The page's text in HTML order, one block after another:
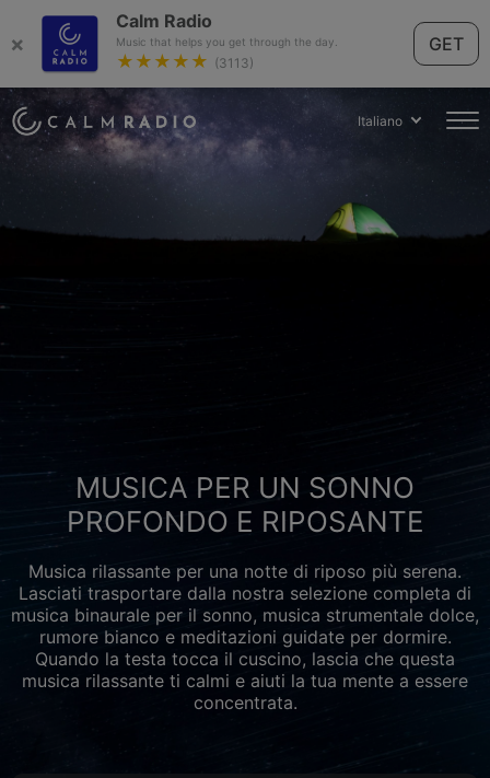
×
Calm Radio
Music that helps you get through the day.
★★★★★ (3113)
GET
Italiano
MUSICA PER UN SONNO
PROFONDO E RIPOSANTE
Musica rilassante per una notte di riposo più serena.
Lasciati trasportare dalla nostra selezione completa di
musica binaurale per il sonno, musica strumentale dolce,
rumore bianco e meditazioni guidate per dormire.
Quando la testa tocca il cuscino, lascia che questa
musica rilassante ti calmi e aiuti la tua mente a essere
concentrata.